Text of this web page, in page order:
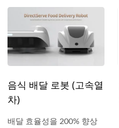
음식 배달 로봇 (고속열
차)
배달 효율성을 200% 향상